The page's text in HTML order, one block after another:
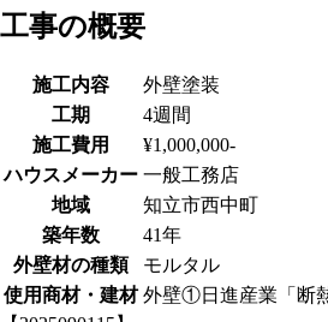
工事の概要
施工内容
外壁塗装
工期
4週間
施工費用
¥1,000,000-
ハウスメーカー 一般工務店
地域
知立市西中町
築年数
41年
外壁材の種類
モルタル
使用商材・建材 外壁①日進産業「断